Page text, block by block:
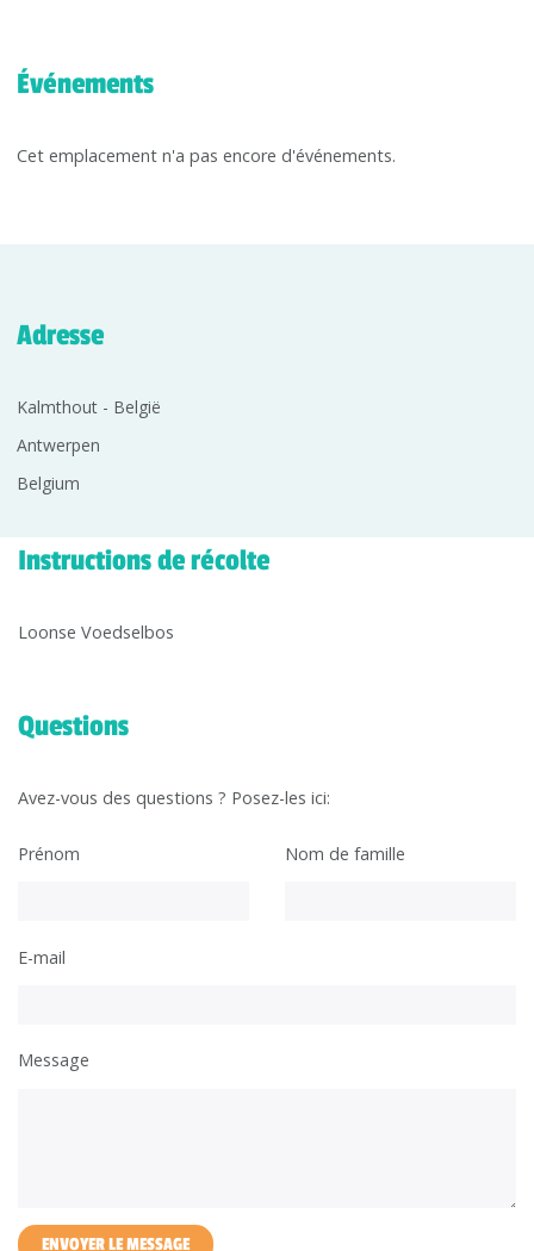
Événements
Cet emplacement n'a pas encore d'événements.
Adresse
Kalmthout - België
Antwerpen
Belgium
Instructions de récolte
Loonse Voedselbos
Questions
Avez-vous des questions ? Posez-les ici:
Prénom Nom de famille
E-mail
Message
ENVOYER LE MESSAGE